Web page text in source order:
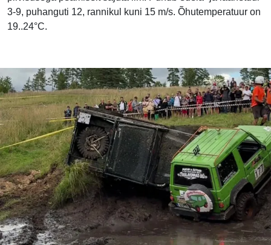
3-9, puhanguti 12, rannikul kuni 15 m/s. Õhutemperatuur on
19..24°C.